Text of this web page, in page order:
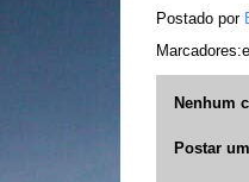
Postado por
Nenhum
Postar